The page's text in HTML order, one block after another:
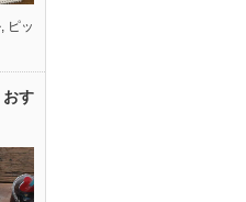
ピッ
おす